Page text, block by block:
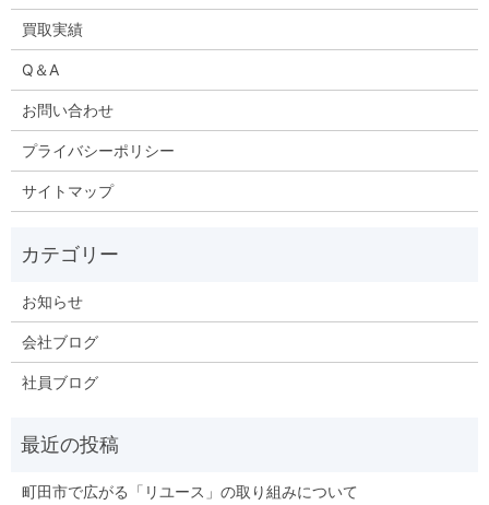
買取実績
Q＆A
お問い合わせ
プライバシーポリシー
サイトマップ
お知らせ
会社ブログ
社員ブログ
町田市で広がる「リユース」の取り組みについて